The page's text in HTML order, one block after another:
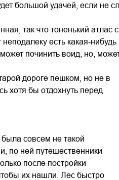
большой удачей, если не
так что тоненький атлас с
есть какая‑нибудь
починить воид, но,
дороге пешком, но не в
хотя бы отдохнуть перед
совсем не такой
по ней путешественники
после постройки
их нашли. Лес быстро